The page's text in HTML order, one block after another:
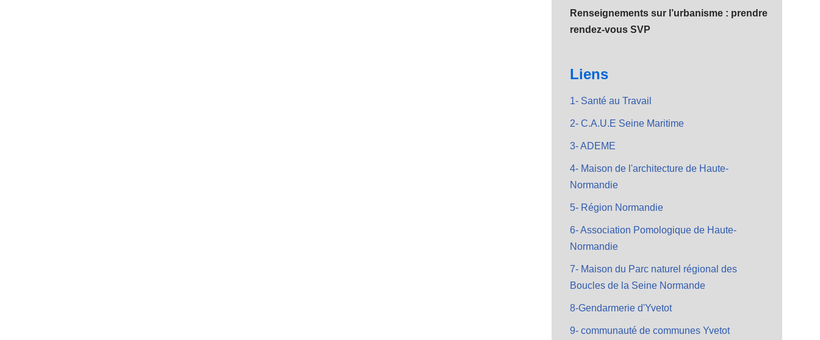
Renseignements sur l’urbanisme : prendre
rendez-vous SVP
Liens
1- Santé au Travail
2- C.A.U.E Seine Maritime
3- ADEME
4- Maison de l'architecture de Haute-
Normandie
5- Région Normandie
6- Association Pomologique de Haute-
Normandie
7- Maison du Parc naturel régional des
Boucles de la Seine Normande
8-Gendarmerie d'Yvetot
9- communauté de communes Yvetot